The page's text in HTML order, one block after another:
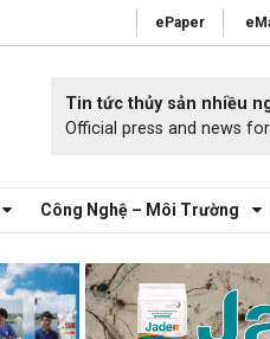
ePaper
Tin tức thủy sản nhiều
Official press and news
Công Nghệ – Môi Trường